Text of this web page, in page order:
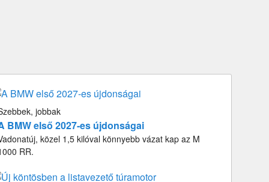
jobbak
BMW első 2027-es újdonságai
közel 1,5 kilóval könnyebb vázat kap az M
RR.